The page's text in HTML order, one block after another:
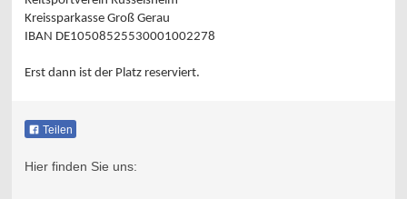
Kreissparkasse Groß Gerau
IBAN DE10508525530001002278
Erst dann ist der Platz reserviert.
Teilen
Hier finden Sie uns: